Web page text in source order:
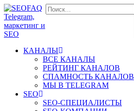
КАНАЛЫ
ВСЕ КАНАЛЫ
РЕЙТИНГ КАНАЛОВ
СПАМНОСТЬ КАНАЛОВ
МЫ В TELEGRAM
SEO
SEO-СПЕЦИАЛИСТЫ